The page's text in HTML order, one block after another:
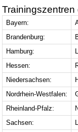
Bayern:
Brandenburg:
Hamburg:
Hessen:
Niedersachsen:
Nordrhein-Westfalen:
Rheinland-Pfalz:
Sachsen: